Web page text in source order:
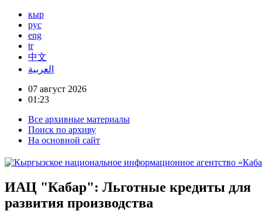
кыр
рус
eng
tr
中文
العربية
07 август 2026
01:23
Все архивные материалы
Поиск по архиву
На основной сайт
ИАЦ "Кабар": Льготные кредиты для
развития производства